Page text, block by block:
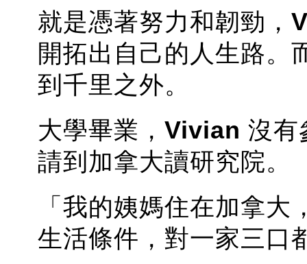
就是憑著努力和韌勁，
開拓出自己的人生路。
到千里之外。
大學畢業， Vivian 沒有
請到加拿大讀研究院。
「我的姨媽住在加拿
生活條件，對一家三口